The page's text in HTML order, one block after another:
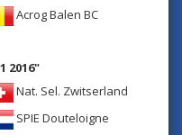
Acrog Balen BC
2016"
Nat. Sel. Zwitserland
SPIE Douteloigne